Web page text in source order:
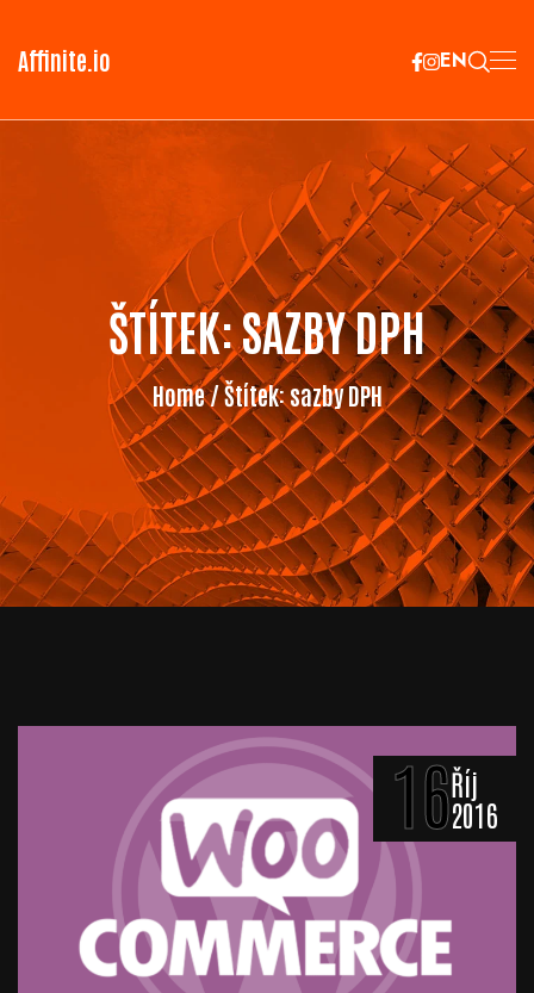
Affinite.io EN
ŠTÍTEK:SAZBY DPH
Home/ Štítek:sazby DPH
16Říj
2016